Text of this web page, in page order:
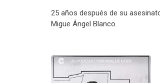
25 años después de su
Migue Ángel Blanco.